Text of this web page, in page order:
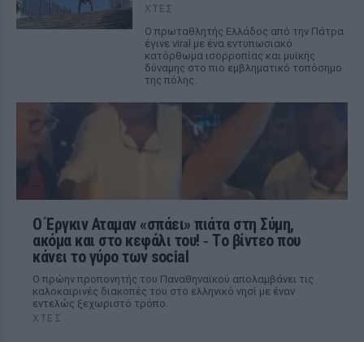
ΧΤΕΣ
Ο πρωταθλητής Ελλάδος από την Πάτρα
έγινε viral με ένα εντυπωσιακό
κατόρθωμα ισορροπίας και μυϊκής
δύναμης στο πιο εμβληματικό τοπόσημο
της πόλης.
Ο Έργκιν Αταμαν «σπάει» πιάτα στη Σύμη,
ακόμα και στο κεφάλι του! ‑ Tο βίντεο που
κάνει το γύρο των social
Ο πρώην προπονητής του Παναθηναϊκού απολαμβάνει τις
καλοκαιρινές διακοπές του στο ελληνικό νησί με έναν
εντελώς ξεχωριστό τρόπο.
ΧΤΕΣ